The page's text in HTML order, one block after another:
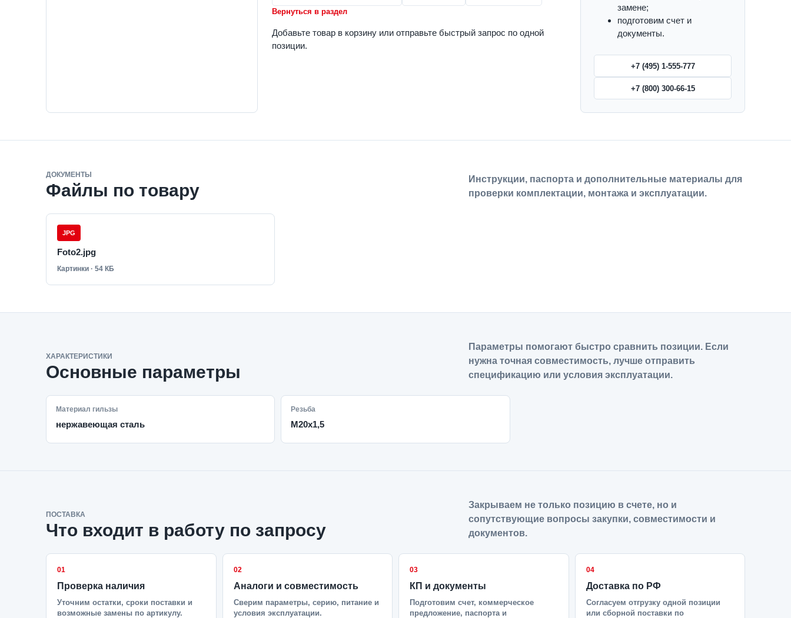
Вернуться в раздел
Добавьте товар в корзину или отправьте быстрый запрос по одной
позиции.
замене;
подготовим счет и
документы.
+7 (495) 1-555-777
+7 (800) 300-66-15
ДОКУМЕНТЫ
Файлы по товару
Инструкции, паспорта и дополнительные материалы для
проверки комплектации, монтажа и эксплуатации.
JPG
Foto2.jpg
Картинки · 54 КБ
ХАРАКТЕРИСТИКИ
Основные параметры
Параметры помогают быстро сравнить позиции. Если
нужна точная совместимость, лучше отправить
спецификацию или условия эксплуатации.
Материал гильзы
нержавеющая сталь
Резьба
M20x1,5
ПОСТАВКА
Что входит в работу по запросу
Закрываем не только позицию в счете, но и
сопутствующие вопросы закупки, совместимости и
документов.
01
Проверка наличия
Уточним остатки, сроки поставки и
возможные замены по артикулу.
02
Аналоги и совместимость
Сверим параметры, серию, питание и
условия эксплуатации.
03
КП и документы
Подготовим счет, коммерческое
предложение, паспорта и
04
Доставка по РФ
Согласуем отгрузку одной позиции
или сборной поставки по